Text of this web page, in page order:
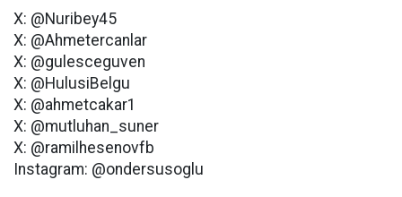
X: @Nuribey45
X: @Ahmetercanlar
X: @gulesceguven
X: @HulusiBelgu
X: @ahmetcakar1
X: @mutluhan_suner
X: @ramilhesenovfb
Instagram: @ondersusoglu